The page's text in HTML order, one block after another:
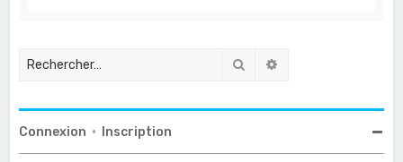
Rechercher
Connexion • Inscription